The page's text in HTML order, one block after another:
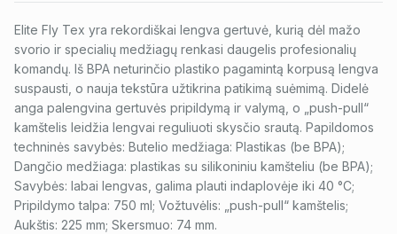
Elite Fly Tex yra rekordiškai lengva gertuvė, kurią dėl mažo
svorio ir specialių medžiagų renkasi daugelis profesionalių
komandų. Iš BPA neturinčio plastiko pagamintą korpusą lengva
suspausti, o nauja tekstūra užtikrina patikimą suėmimą. Didelė
anga palengvina gertuvės pripildymą ir valymą, o „push-pull“
kamštelis leidžia lengvai reguliuoti skysčio srautą. Papildomos
techninės savybės: Butelio medžiaga: Plastikas (be BPA);
Dangčio medžiaga: plastikas su silikoniniu kamšteliu (be BPA);
Savybės: labai lengvas, galima plauti indaplovėje iki 40 °C;
Pripildymo talpa: 750 ml; Vožtuvėlis: „push-pull“ kamštelis;
Aukštis: 225 mm; Skersmuo: 74 mm.